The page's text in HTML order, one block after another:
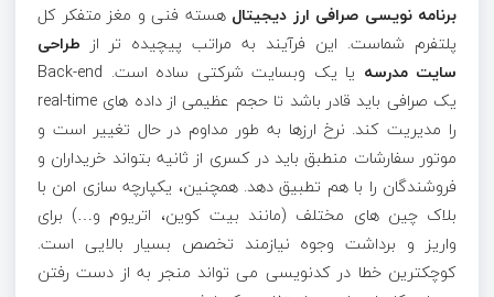
برنامه نویسی صرافی ارز دیجیتال هسته فنی و مغز متفکر کل
پلتفرم شماست. این فرآیند به مراتب پیچیده تر از طراحی
سایت مدرسه
یا یک وبسایت شرکتی ساده است. Back-end
یک صرافی باید قادر باشد تا حجم عظیمی از داده های real-time
را مدیریت کند. نرخ ارزها به طور مداوم در حال تغییر است و
موتور سفارشات منطبق باید در کسری از ثانیه بتواند خریداران و
فروشندگان را با هم تطبیق دهد. همچنین، یکپارچه سازی امن با
بلاک چین های مختلف (مانند بیت کوین، اتریوم و…) برای
واریز و برداشت وجوه نیازمند تخصص بسیار بالایی است.
کوچکترین خطا در کدنویسی می تواند منجر به از دست رفتن